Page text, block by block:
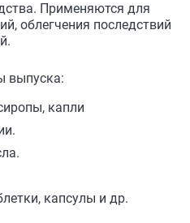
Применяются для
облегчения последствий
выпуска:
капли
капсулы и др.